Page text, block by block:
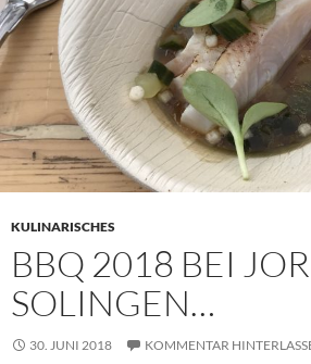
KULINARISCHES
BBQ 2018 BEI
SOLINGEN…
30. JUNI 2018 KOMMENTAR